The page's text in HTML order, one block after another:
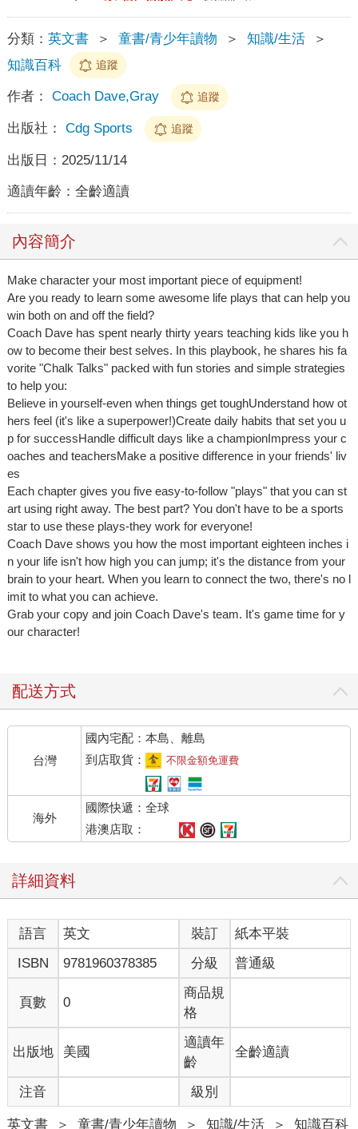
分類： 英文書 ＞ 童書/青少年讀物 ＞ 知識/生活
＞
知識百科
追蹤
作者： Coach Dave,Gray 追蹤
出版社： Cdg Sports 追蹤
出版日： 2025/11/14
適讀年齡： 全齡適讀
內容簡介
Make character your most important piece of equipment!
Are you ready to learn some awesome life plays that can help you
win both on and off the field?
Coach Dave has spent nearly thirty years teaching kids like you h
ow to become their best selves. In this playbook, he shares his fa
vorite "Chalk Talks" packed with fun stories and simple strategies
to help you:
Believe in yourself-even when things get toughUnderstand how ot
hers feel (it's like a superpower!)Create daily habits that set you u
p for successHandle difficult days like a championImpress your c
oaches and teachersMake a positive difference in your friends' liv
es
Each chapter gives you five easy-to-follow "plays" that you can st
art using right away. The best part? You don't have to be a sports
star to use these plays-they work for everyone!
Coach Dave shows you how the most important eighteen inches i
n your life isn't how high you can jump; it's the distance from your
brain to your heart. When you learn to connect the two, there's no l
imit to what you can achieve.
Grab your copy and join Coach Dave's team. It's game time for y
our character!
配送方式
台灣
國內宅配：本島、離島
到店取貨：
不限金額免運費
海外
國際快遞：全球
港澳店取：
詳細資料
語言 英文 裝訂
紙本平裝
ISBN
9781960378385 分級 普通級
頁數 0
商品規
格
出版地 美國
適讀年
齡
全齡適讀
注音 級別
英文書 ＞ 童書/青少年讀物 ＞ 知識/生活 ＞ 知識百科